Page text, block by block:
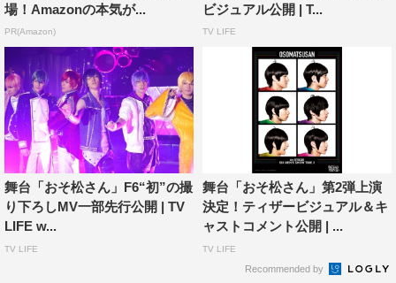
場！Amazonの本気が...
PR(Amazon)
ビジュアル公開 | T...
TV LIFE
舞台「おそ松さん」F6“初”の撮
り下ろしMV一部先行公開 | TV
LIFE w...
TV LIFE
舞台「おそ松さん」第2弾上演
決定！ティザービジュアル＆キ
ャストコメント公開 | ...
TV LIFE
Recommended by